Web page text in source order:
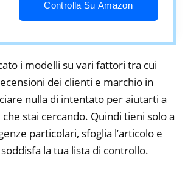
Controlla Su Amazon
i modelli su vari fattori tra cui
dei clienti e marchio in
nulla di intentato per aiutarti a
stai cercando. Quindi tieni solo a
particolari, sfoglia l’articolo e
la tua lista di controllo.